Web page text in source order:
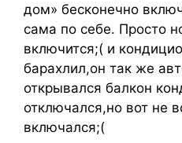
дом» бесконечно
сама по себе. Просто
включится;( и
барахлил,он так же
открывался балкон
отключался,но вот не
включался;(